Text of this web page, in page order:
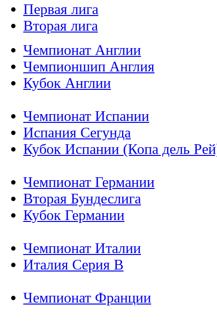
Первая лига
Вторая лига
Чемпионат Англии
Чемпионшип Англия
Кубок Англии
Чемпионат Испании
Испания Сегунда
Кубок Испании (Копа дель
Чемпионат Германии
Вторая Бундеслига
Кубок Германии
Чемпионат Италии
Италия Серия B
Чемпионат Франции